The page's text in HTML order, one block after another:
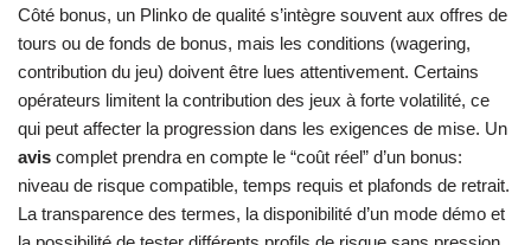
Côté bonus, un Plinko de qualité s’intègre souvent aux offres de
tours ou de fonds de bonus, mais les conditions (wagering,
contribution du jeu) doivent être lues attentivement. Certains
opérateurs limitent la contribution des jeux à forte volatilité, ce
qui peut affecter la progression dans les exigences de mise. Un
avis complet prendra en compte le “coût réel” d’un bonus:
niveau de risque compatible, temps requis et plafonds de retrait.
La transparence des termes, la disponibilité d’un mode démo et